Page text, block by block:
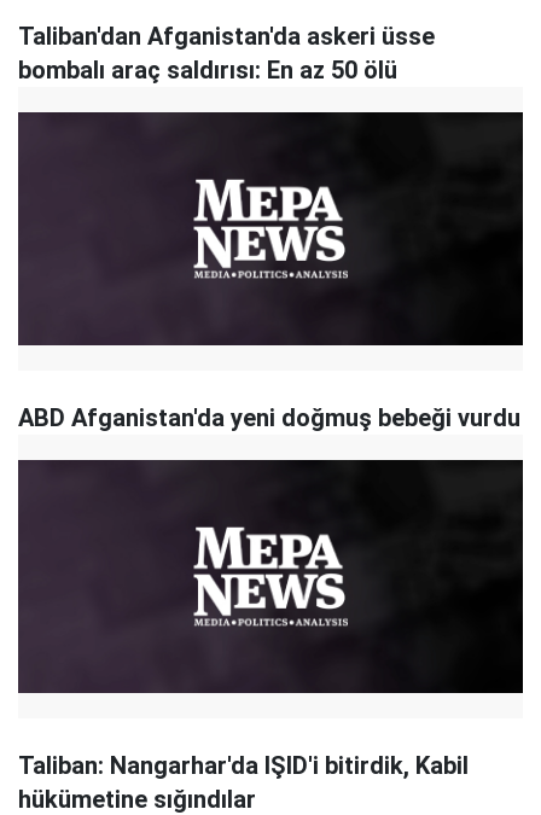
Taliban'dan Afganistan'da askeri üsse
bombalı araç saldırısı: En az 50 ölü
ABD Afganistan'da yeni doğmuş bebeği vurdu
Taliban: Nangarhar'da IŞID'i bitirdik, Kabil
hükümetine sığındılar